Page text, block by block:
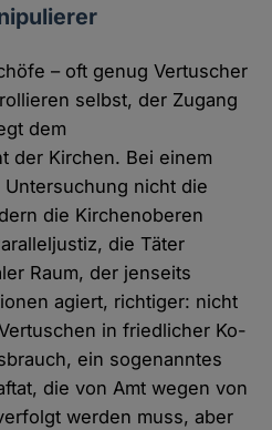
– oft genug Vertuscher
selbst, der Zugang
dem
der Kirchen. Bei einem
nicht die
die Kirchenoberen
die Täter
Raum, der jenseits
agiert, richtiger: nicht
in friedlicher Ko-
ein sogenanntes
die von Amt wegen von
werden muss, aber